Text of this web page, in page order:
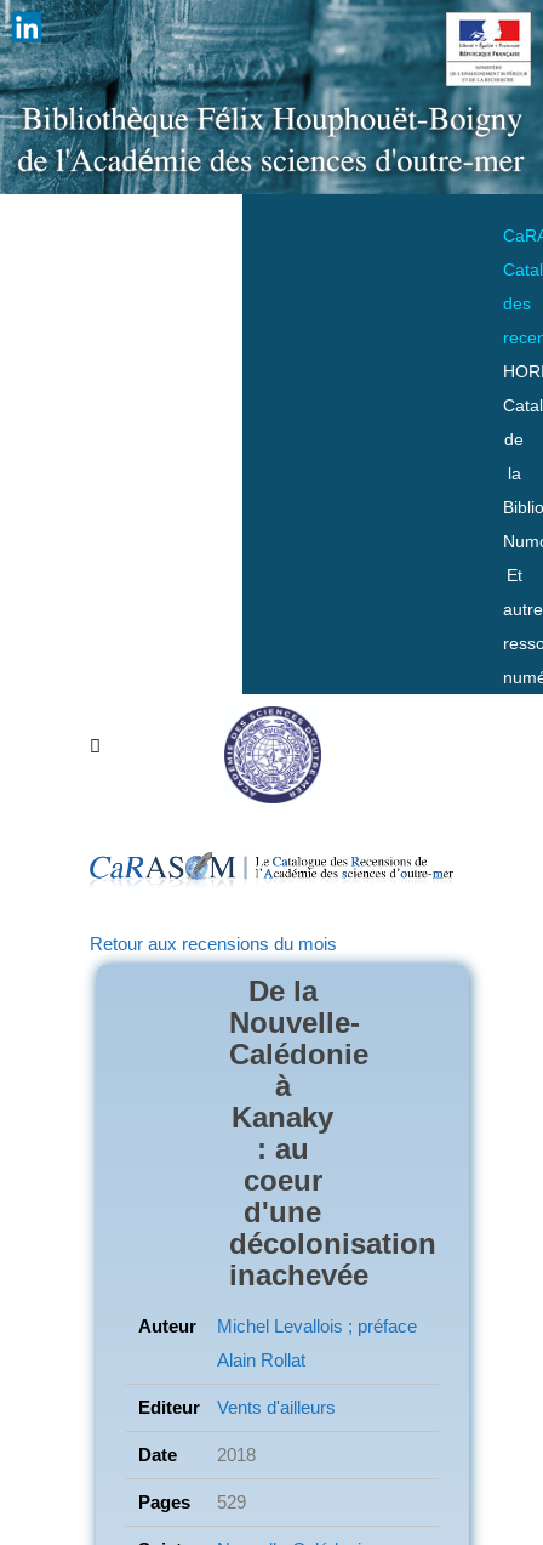
des
de
la
Et
Retour aux recensions du mois
De la
Nouvelle-
Calédonie
à
Kanaky
: au
coeur
d'une
décolonisation
inachevée
Auteur
Michel Levallois ; préface
Alain Rollat
Editeur Vents d'ailleurs
Date 2018
Pages 529